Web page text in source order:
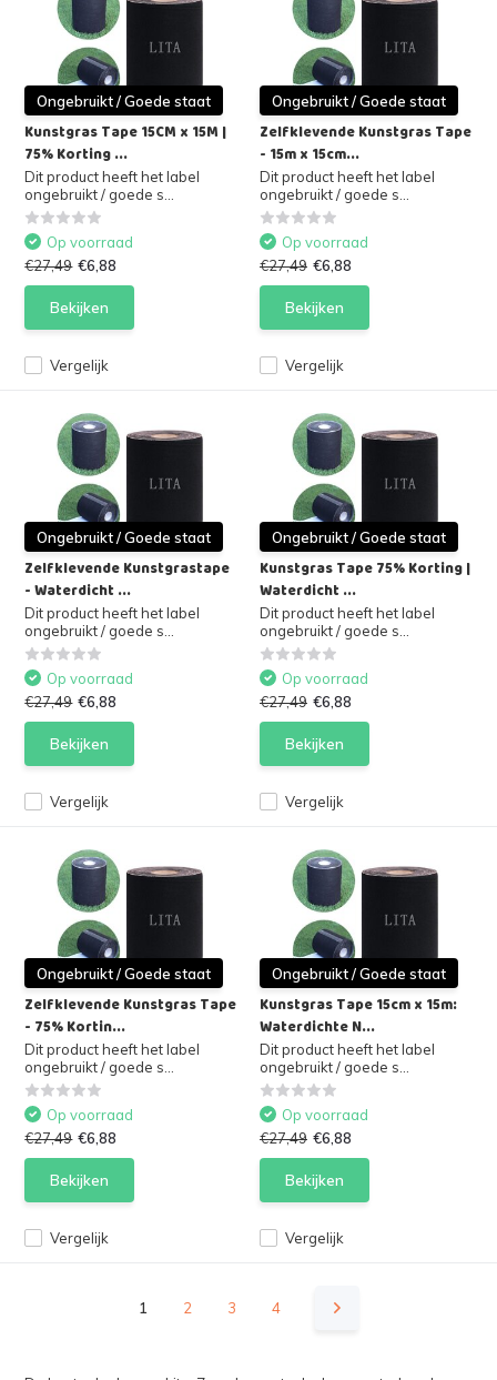
Ongebruikt / Goede staat
Kunstgras Tape 15CM x 15M |
75% Korting ...
Dit product heeft het label
ongebruikt / goede s...
Vergelijk
Op voorraad
€27,49 €6,88
Bekijken
Ongebruikt / Goede staat
Zelfklevende Kunstgras Tape
- 15m x 15cm...
Dit product heeft het label
ongebruikt / goede s...
Vergelijk
Op voorraad
€27,49 €6,88
Bekijken
Ongebruikt / Goede staat
Zelfklevende Kunstgrastape
- Waterdicht ...
Dit product heeft het label
ongebruikt / goede s...
Vergelijk
Op voorraad
€27,49 €6,88
Bekijken
Ongebruikt / Goede staat
Kunstgras Tape 75% Korting |
Waterdicht ...
Dit product heeft het label
ongebruikt / goede s...
Vergelijk
Op voorraad
€27,49 €6,88
Bekijken
Ongebruikt / Goede staat
Zelfklevende Kunstgras Tape
- 75% Kortin...
Dit product heeft het label
ongebruikt / goede s...
Vergelijk
Op voorraad
€27,49 €6,88
Bekijken
Ongebruikt / Goede staat
Kunstgras Tape 15cm x 15m:
Waterdichte N...
Dit product heeft het label
ongebruikt / goede s...
Vergelijk
Op voorraad
€27,49 €6,88
Bekijken
1 2 3 4